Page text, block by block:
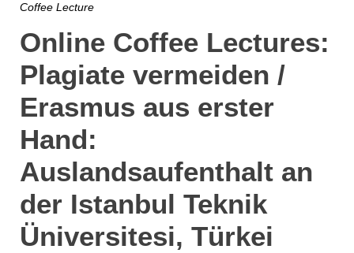
Coffee Lecture
Online Coffee Lectures:
Plagiate vermeiden /
Erasmus aus erster
Hand:
Auslandsaufenthalt an
der Istanbul Teknik
Üniversitesi, Türkei